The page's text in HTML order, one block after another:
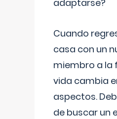
adaptarse?
Cuando
casa con un
miembro a la
vida cambia
aspectos.
de buscar un